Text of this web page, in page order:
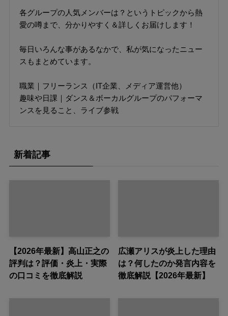
各グループの人気メンバーは？というトピックから熱
愛の噂まで、分かりやすく＆詳しくお届けします！
毎日いろんな事があるなかで、私が気になったニュー
スもまとめています。
職業｜フリーランス（IT企業、メディア運営他）
趣味や日課｜ダンス＆ボーカルグループのパフォーマ
ンスを見ること、ライブ参戦
新着記事
【2026年最新】高山正之の
評判は？評価・炎上・実際
の口コミを徹底解説
広瀬アリスが炎上した理由
は？何したのか発言内容を
徹底解説【2026年最新】